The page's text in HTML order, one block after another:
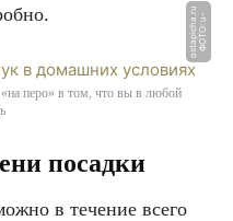
Ф
О
Т
О:
u
-
o
s
t
a
pi
c
h
a.
r
u
перо» в том, что вы в любой
посадки
в течение всего